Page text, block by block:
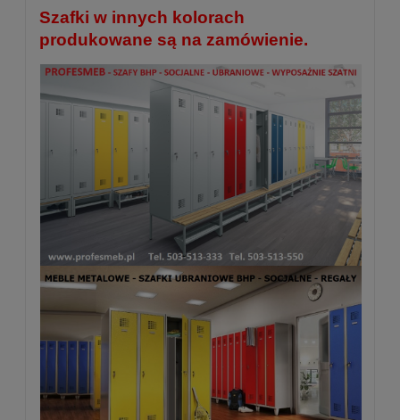
Szafki w innych kolorach
produkowane są na zamówienie.